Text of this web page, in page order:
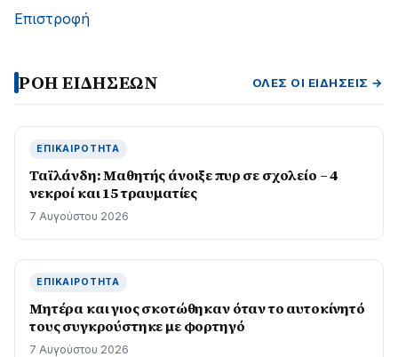
Επιστροφή
ΡΟΗ ΕΙΔΗΣΕΩΝ ΌΛΕΣ ΟΙ ΕΙΔΉΣΕΙΣ →
ΕΠΙΚΑΙΡΌΤΗΤΑ
Ταϊλάνδη: Μαθητής άνοιξε πυρ σε σχολείο – 4
νεκροί και 15 τραυματίες
7 Αυγούστου 2026
ΕΠΙΚΑΙΡΌΤΗΤΑ
Μητέρα και γιος σκοτώθηκαν όταν το αυτοκίνητό
τους συγκρούστηκε με φορτηγό
7 Αυγούστου 2026